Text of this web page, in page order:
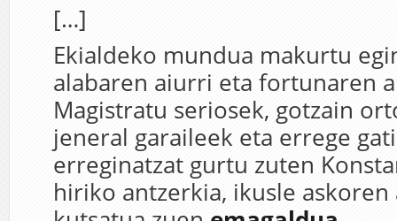
[…]
Ekialdeko mundua makurtu
alabaren aiurri eta fortunaren
Magistratu seriosek, gotzain
jeneral garaileek eta errege
erreginatzat gurtu zuten
hiriko antzerkia, ikusle askoren